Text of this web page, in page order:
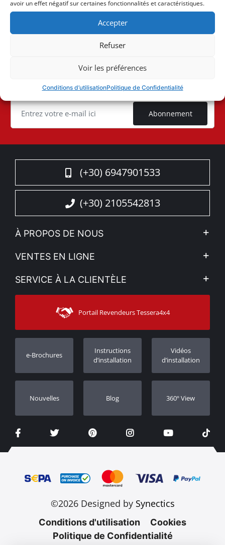
avoir un effet négatif sur certaines fonctionnalités et caractéristiques.
Accepter
Refuser
Voir les préférences
Conditions d’utilisationPolitique de Confidentialité
Offres spéciales
Cookie
Vous ne voulez pas manquer une
occasion
Abonnement
(+30) 6947901533
(+30) 2105542813
À PROPOS DE NOUS
L'entreprise
Voir nos actualités
Sitemap
VENTES EN LIGNE
Mon compte
Moyens d’expédition
SERVICE À LA CLIENTÈLE
Contacter
Assistance aux clients
Suivi des commandes
Concessionnaires
Portail Revendeurs Tessera4x4
e-Brochures
Instructions
d’installation
Vidéos
d’installation
Nouvelles Blog 360º View
©2026 Designed by Synectics
Conditions d'utilisation
Cookies
Politique de Confidentialité